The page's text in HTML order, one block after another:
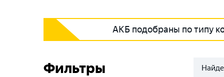
АКБ подобраны по типу
Фильтры